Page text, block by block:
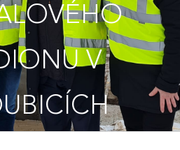
V